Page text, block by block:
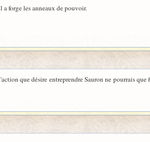
forge les anneaux de pouvoir.
que désire entreprendre Sauron ne pourrais